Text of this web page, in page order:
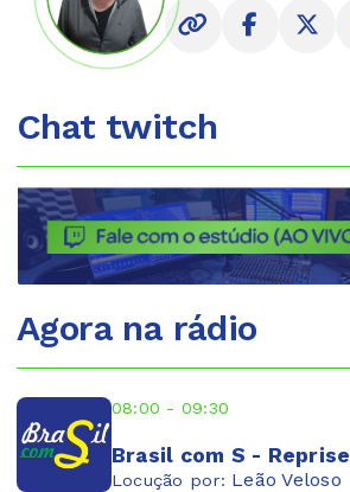
Chat twitch
Agora na rádio
08:00 - 09:30
Brasil com S - Reprise
Locução por: Leão Veloso